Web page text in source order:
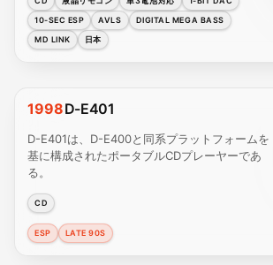
10-SEC ESP
AVLS
DIGITAL MEGA BASS
MD LINK
日本
1998D-E401
D-E401は、D-E400と同系プラットフォームを
基に構成されたポータブルCDプレーヤーであ
る。
CD
ESP LATE 90S